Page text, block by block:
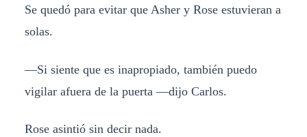
Se quedó para evitar que Asher y Rose estuvieran a
solas.
—Si siente que es inapropiado, también puedo
vigilar afuera de la puerta —dijo Carlos.
Rose asintió sin decir nada.